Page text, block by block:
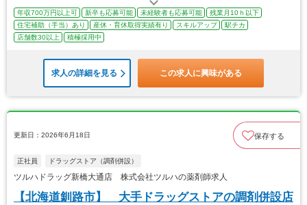
年収700万円以上可 新卒も応募可能 未経験者も応募可能
残業月10ｈ以下
住宅補助（手当）あり
産休・育休取得実績有り スキルアップ
駅チカ
店舗数30以上
積極採用中
求人の詳細を見る この求人に興味がある
更新日：2026年6月18日 保存する
正社員 ドラッグストア（調剤併設）
ツルハドラッグ新橋大通店 株式会社ツルハの薬剤師求人
【北海道釧路市】 大手ドラッグストアの調剤併設店